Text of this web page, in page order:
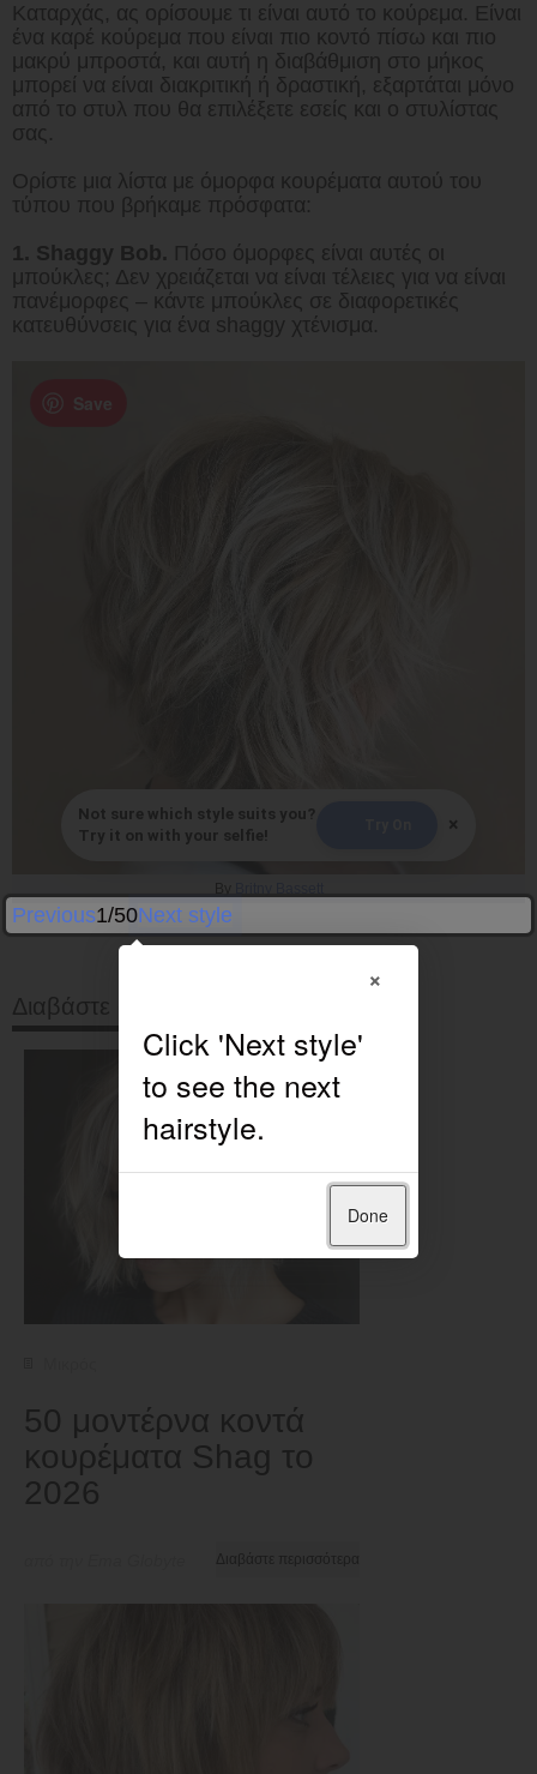
Καταρχάς, ας ορίσουμε τι είναι αυτό το κούρεμα. Είναι
ένα καρέ κούρεμα που είναι πιο κοντό πίσω και πιο
μακρύ μπροστά, και αυτή η διαβάθμιση στο μήκος
μπορεί να είναι διακριτική ή δραστική, εξαρτάται μόνο
από το στυλ που θα επιλέξετε εσείς και ο στυλίστας
σας.
Ορίστε μια λίστα με όμορφα κουρέματα αυτού του
τύπου που βρήκαμε πρόσφατα:
1. Shaggy Bob. Πόσο όμορφες είναι αυτές οι
μπούκλες; Δεν χρειάζεται να είναι τέλειες για να είναι
πανέμορφες – κάντε μπούκλες σε διαφορετικές
κατευθύνσεις για ένα shaggy χτένισμα.
Save
Not sure which style suits you?
Try it on with your selfie!
×
Previous1/50Next style
Διαβάστε στη συνέχεια
50 μοντέρνα κοντά
κουρέματα Shag το
2026
×
Done